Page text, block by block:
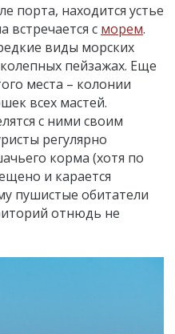
порта, находится устье
встречается с морем.
виды морских
пейзажах. Еще
места – колонии
всех мастей.
с ними своим
регулярно
корма (хотя по
и карается
пушистые обитатели
отнюдь не